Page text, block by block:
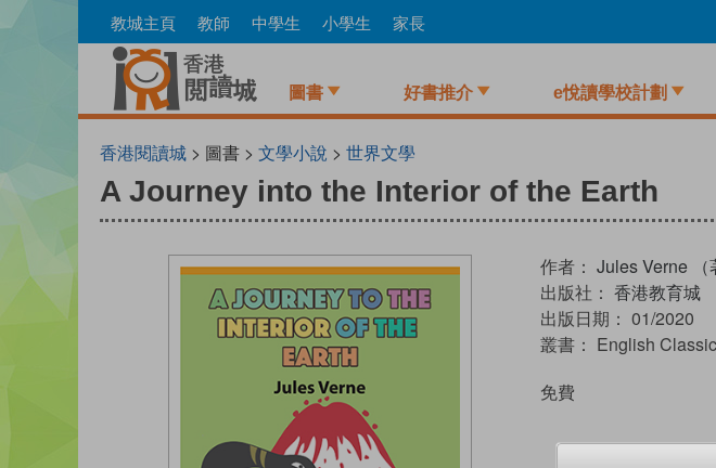
to
教城主頁 教師 中學生 小學生 家長
圖書 好書推介 e悅讀學校計劃
香港閱讀城 > 圖書 > 文學小說 > 世界文學
A Journey into the Interior of the Earth
作者： Jules Verne （
出版社： 香港教育城
出版日期： 01/2020
叢書： English
免費